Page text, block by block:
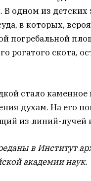
одном из детских
в которых,
погребальной
рогатого скота,
стало
духам. На его
из линий-лучей
в Институт
академии наук.